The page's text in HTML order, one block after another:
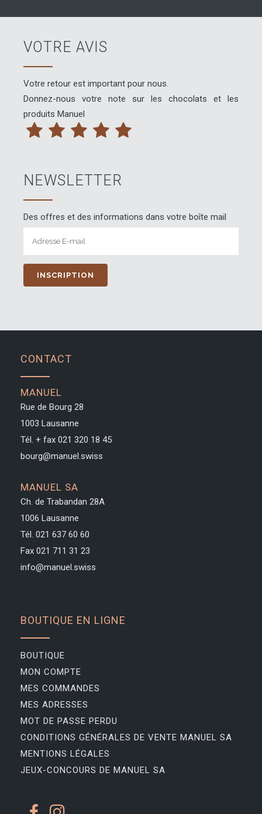
VOTRE AVIS
Votre retour est important pour nous.
Donnez-nous votre note sur les chocolats et les
produits Manuel
NEWSLETTER
Des offres et des informations dans votre boîte mail
CONTACT
MANUEL
Rue de Bourg 28
1003 Lausanne
Tél. + fax 021 320 18 45
bourg@manuel.swiss
MANUEL SA
Ch. de Trabandan 28A
1006 Lausanne
Tél. 021 637 60 60
Fax 021 711 31 23
info@manuel.swiss
BOUTIQUE EN LIGNE
BOUTIQUE
MON COMPTE
MES COMMANDES
MES ADRESSES
MOT DE PASSE PERDU
CONDITIONS GÉNÉRALES DE VENTE MANUEL SA
MENTIONS LÉGALES
JEUX-CONCOURS DE MANUEL SA